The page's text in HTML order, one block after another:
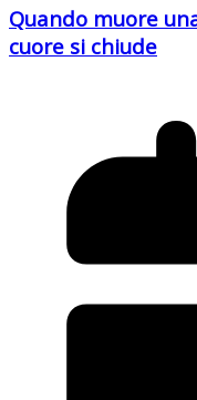
Quando muore
cuore si chiude